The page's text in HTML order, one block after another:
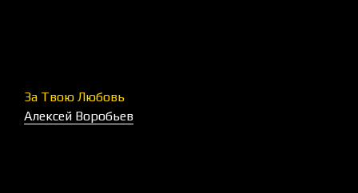
За Твою Любовь
Алексей Воробьев